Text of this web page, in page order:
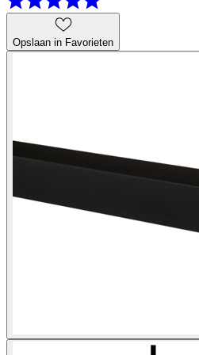
Opslaan in Favorieten